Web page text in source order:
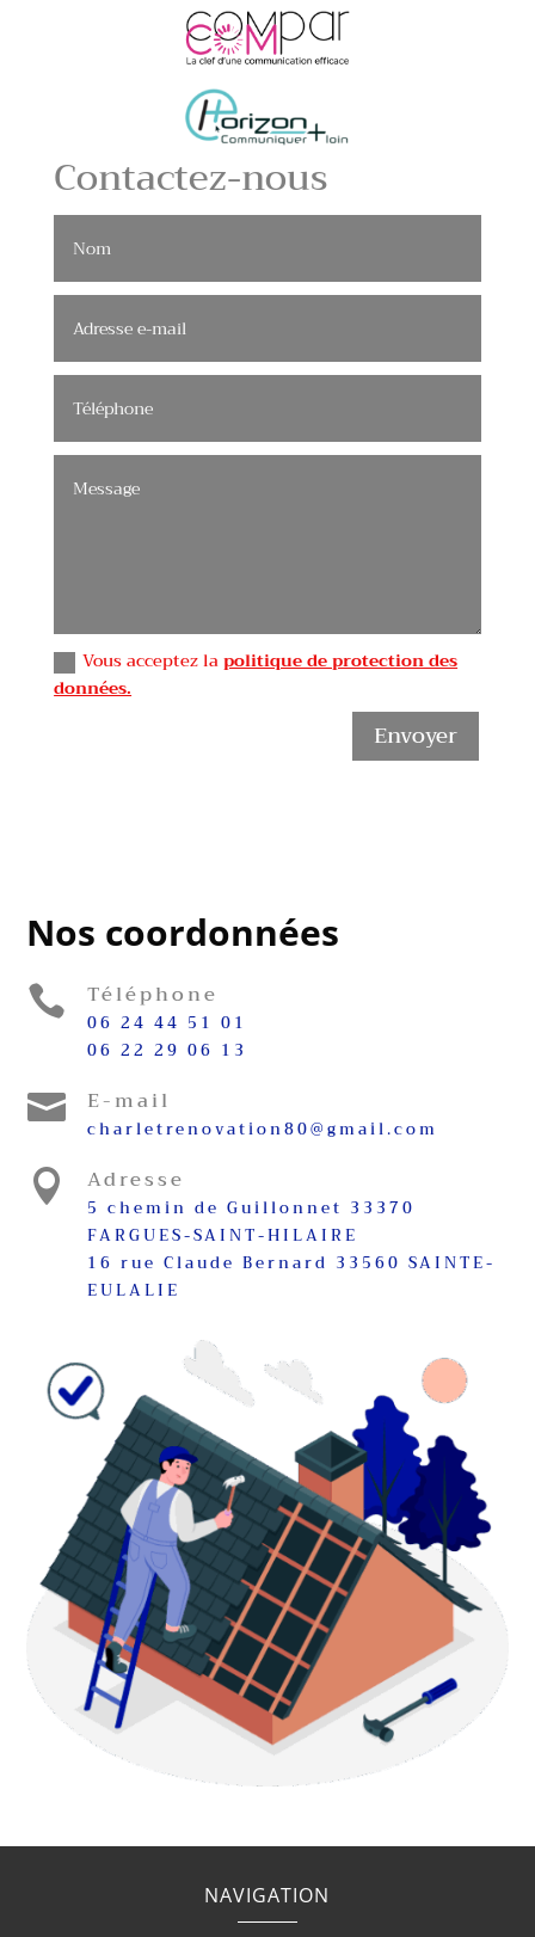
Contactez-nous
Vous acceptez lapolitique de protection des
données.
Envoyer
Nos coordonnées
 Téléphone
06 24 44 51 01
06 22 29 06 13
 E-mail
charletrenovation80@gmail.com
 Adresse
5 chemin de Guillonnet 33370
FARGUES-SAINT-HILAIRE
16 rue Claude Bernard 33560 SAINTE-
EULALIE
NAVIGATION